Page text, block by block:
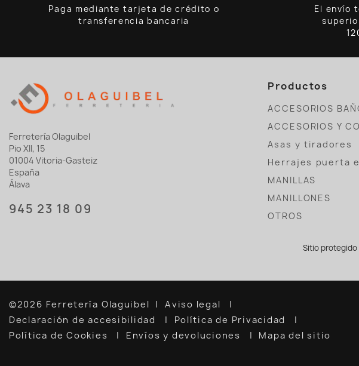
Paga mediante tarjeta de crédito o
transferencia bancaria
El envío
Ferretería Olaguibel
Pio XII, 15
01004 Vitoria-Gasteiz
España
Álava
945 23 18 09
Productos
ACCESORIOS
ACCESORIOS Y
Asas y tiradores
Herrajes puerta
MANILLAS
MANILLONES
OTROS
Sitio protegido
©2026 Ferretería Olaguibel
Aviso legal
Declaración de accesibilidad
Política de Privacidad
Política de Cookies
Envíos y devoluciones Mapa del sitio